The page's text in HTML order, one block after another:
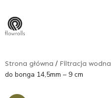
content
Strona główna / Filtracja wodna
do bonga 14,5mm – 9 cm